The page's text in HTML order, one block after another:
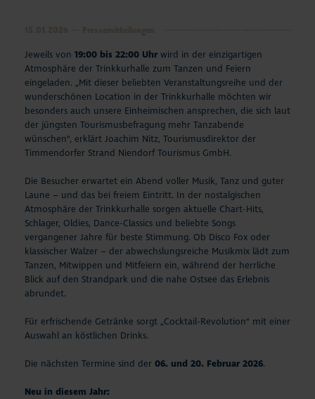
Jeweils von 19:00 bis 22:00 Uhr wird in der einzigartigen
Atmosphäre der Trinkkurhalle zum Tanzen und Feiern
eingeladen. „Mit dieser beliebten Veranstaltungsreihe und der
wunderschönen Location in der Trinkkurhalle möchten wir
besonders auch unsere Einheimischen ansprechen, die sich laut
der jüngsten Tourismusbefragung mehr Tanzabende
wünschen“, erklärt Joachim Nitz, Tourismusdirektor der
Timmendorfer Strand Niendorf Tourismus GmbH.
Die Besucher erwartet ein Abend voller Musik, Tanz und guter
Laune – und das bei freiem Eintritt. In der nostalgischen
Atmosphäre der Trinkkurhalle sorgen aktuelle Chart-Hits,
Schlager, Oldies, Dance-Classics und beliebte Songs
vergangener Jahre für beste Stimmung. Ob Disco Fox oder
klassischer Walzer – der abwechslungsreiche Musikmix lädt zum
Tanzen, Mitwippen und Mitfeiern ein, während der herrliche
Blick auf den Strandpark und die nahe Ostsee das Erlebnis
abrundet.
Für erfrischende Getränke sorgt „Cocktail-Revolution“ mit einer
Auswahl an köstlichen Drinks.
Die nächsten Termine sind der 06. und 20. Februar 2026.
Neu in diesem Jahr: